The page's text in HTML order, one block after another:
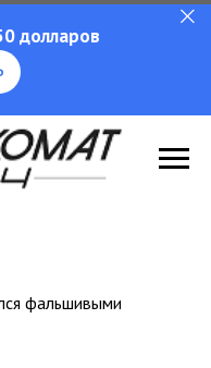
долларов
фальшивыми